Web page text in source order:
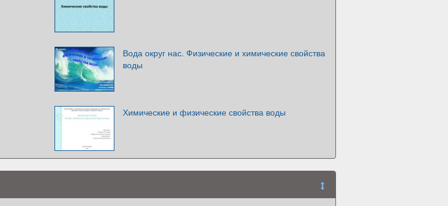
Вода округ нас. Физические и химические свойства
воды
Химические и физические свойства воды